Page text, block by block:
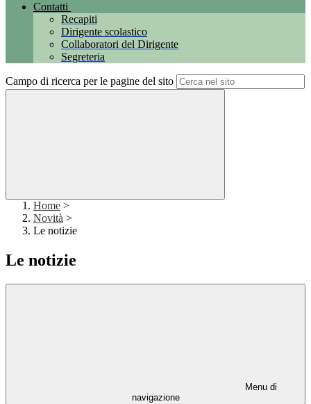
Contatti
Recapiti
Dirigente scolastico
Collaboratori del Dirigente
Segreteria
Campo di ricerca per le pagine del sito
Home >
Novità >
Le notizie
Le notizie
Menu di
navigazione